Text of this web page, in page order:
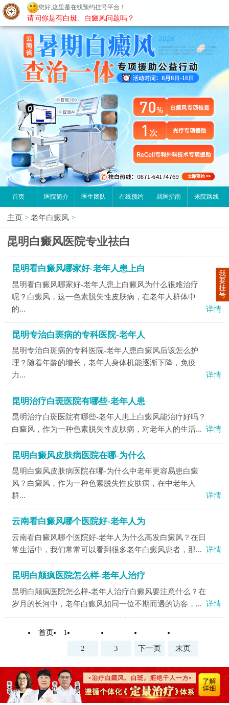
昆明白癜风医院
首页 医院简介 医生团队 在线预约 就医指南 来院路线
主页 > 老年白癜风 >
昆明白癜风医院专业祛白
昆明看白癜风哪家好-老年人患上白
昆明看白癜风哪家好-老年人患上白癜风为什么很难治疗
呢？白癜风，这一色素脱失性皮肤病，在老年人群体中
的...
详情
昆明专治白斑病的专科医院-老年人
昆明专治白斑病的专科医院-老年人患白癜风后该怎么护
理？随着年龄的增长，老年人身体机能逐渐下降，免疫
力...
详情
昆明治疗白斑医院有哪些-老年人患
昆明治疗白斑医院有哪些-老年人患上白癜风能治疗好吗？
白癜风，作为一种色素脱失性皮肤病，对老年人的生活... 详情
昆明白癜风皮肤病医院在哪-为什么
昆明白癜风皮肤病医院在哪-为什么中老年更容易患白癜
风？白癜风，作为一种色素脱失性皮肤病，在中老年人
群...
详情
云南看白癜风哪个医院好-老年人为
云南看白癜风哪个医院好-老年人为什么高发白癜风？在日
常生活中，我们常常可以看到很多老年白癜风患者，那... 详情
昆明白颠疯医院怎么样-老年人治疗
昆明白颠疯医院怎么样-老年人治疗白癜风要注意什么？在
岁月的长河中，老年白癜风如同一位不期而遇的访客，... 详情
首页
1
2
3 下一页 末页
我
要
挂
号
您好,这里是在线预约挂号平台！
请问你是有白斑、白癜风问题吗？